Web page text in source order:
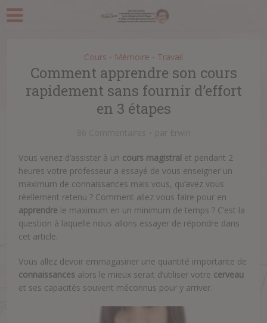
Cours Mémoire Travail
Comment apprendre son cours
rapidement sans fournir d’effort
en 3 étapes
Vous venez d’assister à un cours magistral et pendant 2
heures votre professeur a essayé de vous enseigner un
maximum de connaissances mais vous, qu’avez vous
réellement retenu ? Comment allez vous faire pour en
apprendre le maximum en un minimum de temps ? C’est la
question à laquelle nous allons essayer de répondre dans
cet article.
Vous allez devoir emmagasiner une quantité importante de
connaissances alors le mieux serait d’utiliser votre cerveau
et ses capacités souvent méconnus pour y arriver.